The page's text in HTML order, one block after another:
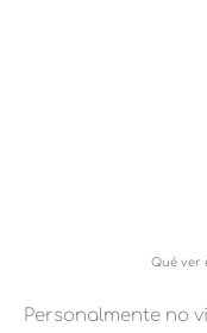
Qué ver
Personalmente no